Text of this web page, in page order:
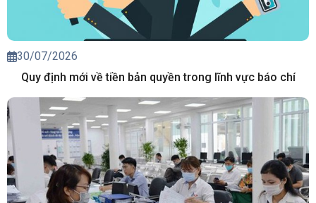
30/07/2026
Quy định mới về tiền bản quyền trong lĩnh vực báo chí